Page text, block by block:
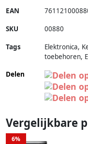
EAN
SKU 00880
Tags
Elektronica,
toebehoren,
Delen
Vergelijkbare
6%